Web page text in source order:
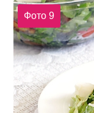
Фото 9